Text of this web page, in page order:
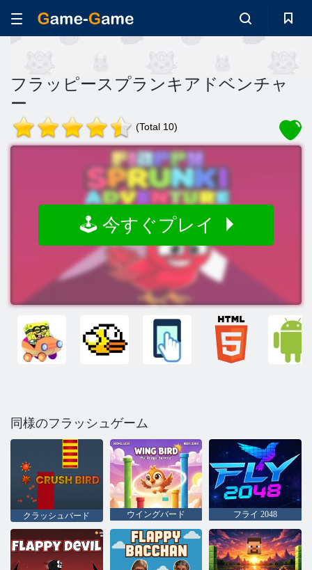
フラッピースプランキアドベンチャ
ー
(Total 10)
🕹️ 今すぐプレイ
同様のフラッシュゲーム
クラッシュバード ウイングバード フライ 2048